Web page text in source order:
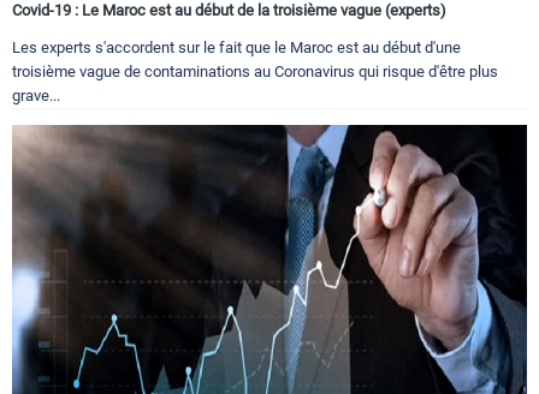
Covid-19 : Le Maroc est au début de la troisième vague (experts)
Les experts s'accordent sur le fait que le Maroc est au début d'une
troisième vague de contaminations au Coronavirus qui risque d'être plus
grave...